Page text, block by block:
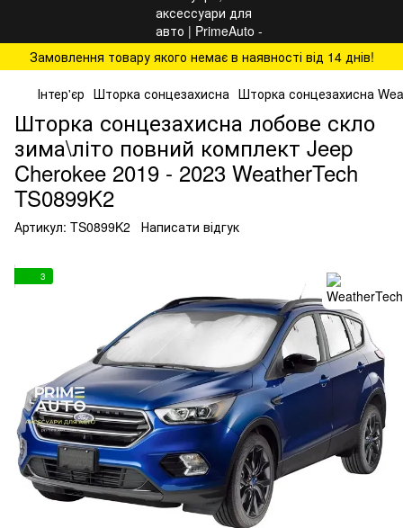
Замовлення товару якого немає в наявності від 14 днів!
Інтер'єр Шторка сонцезахисна Шторка сонцезахисна
Шторка сонцезахисна лобове скло
зима\літо повний комплект Jeep
Cherokee 2019 - 2023 WeatherTech
TS0899K2
Артикул: TS0899K2 Написати відгук
3